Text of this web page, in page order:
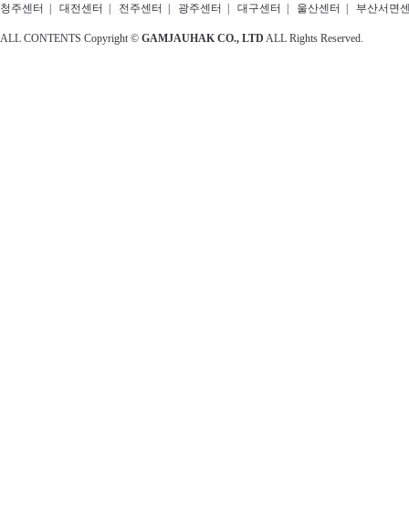
청주센터
대전센터 전주센터 광주센터 대구센터 울산센터 부산서면
ALL CONTENTS Copyright © GAMJAUHAK CO., LTD ALL Rights Reserved.